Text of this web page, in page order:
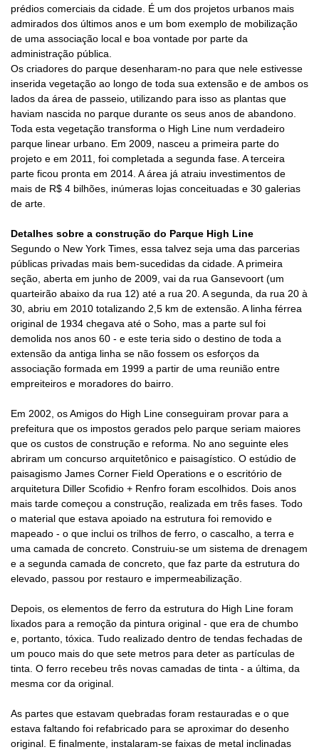
prédios comerciais da cidade. É um dos projetos urbanos mais
admirados dos últimos anos e um bom exemplo de mobilização
de uma associação local e boa vontade por parte da
administração pública.
Os criadores do parque desenharam-no para que nele estivesse
inserida vegetação ao longo de toda sua extensão e de ambos os
lados da área de passeio, utilizando para isso as plantas que
haviam nascida no parque durante os seus anos de abandono.
Toda esta vegetação transforma o High Line num verdadeiro
parque linear urbano. Em 2009, nasceu a primeira parte do
projeto e em 2011, foi completada a segunda fase. A terceira
parte ficou pronta em 2014. A área já atraiu investimentos de
mais de R$ 4 bilhões, inúmeras lojas conceituadas e 30 galerias
de arte.
Detalhes sobre a construção do Parque High Line
Segundo o New York Times, essa talvez seja uma das parcerias
públicas privadas mais bem-sucedidas da cidade. A primeira
seção, aberta em junho de 2009, vai da rua Gansevoort (um
quarteirão abaixo da rua 12) até a rua 20. A segunda, da rua 20 à
30, abriu em 2010 totalizando 2,5 km de extensão. A linha férrea
original de 1934 chegava até o Soho, mas a parte sul foi
demolida nos anos 60 - e este teria sido o destino de toda a
extensão da antiga linha se não fossem os esforços da
associação formada em 1999 a partir de uma reunião entre
empreiteiros e moradores do bairro.
Em 2002, os Amigos do High Line conseguiram provar para a
prefeitura que os impostos gerados pelo parque seriam maiores
que os custos de construção e reforma. No ano seguinte eles
abriram um concurso arquitetônico e paisagístico. O estúdio de
paisagismo James Corner Field Operations e o escritório de
arquitetura Diller Scofidio + Renfro foram escolhidos. Dois anos
mais tarde começou a construção, realizada em três fases. Todo
o material que estava apoiado na estrutura foi removido e
mapeado - o que inclui os trilhos de ferro, o cascalho, a terra e
uma camada de concreto. Construiu-se um sistema de drenagem
e a segunda camada de concreto, que faz parte da estrutura do
elevado, passou por restauro e impermeabilização.
Depois, os elementos de ferro da estrutura do High Line foram
lixados para a remoção da pintura original - que era de chumbo
e, portanto, tóxica. Tudo realizado dentro de tendas fechadas de
um pouco mais do que sete metros para deter as partículas de
tinta. O ferro recebeu três novas camadas de tinta - a última, da
mesma cor da original.
As partes que estavam quebradas foram restauradas e o que
estava faltando foi refabricado para se aproximar do desenho
original. E finalmente, instalaram-se faixas de metal inclinadas